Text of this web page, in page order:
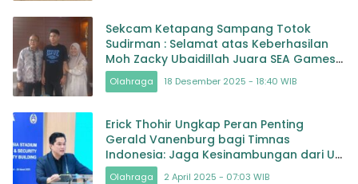
Sekcam Ketapang Sampang Totok
Sudirman : Selamat atas Keberhasilan
Moh Zacky Ubaidillah Juara SEA Games
di Thailand
Olahraga 18 Desember 2025 - 18:40 WIB
Erick Thohir Ungkap Peran Penting
Gerald Vanenburg bagi Timnas
Indonesia: Jaga Kesinambungan dari U-
17 hingga Senior
Olahraga 2 April 2025 - 07:03 WIB